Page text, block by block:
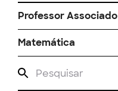
Professor Associado
Matemática